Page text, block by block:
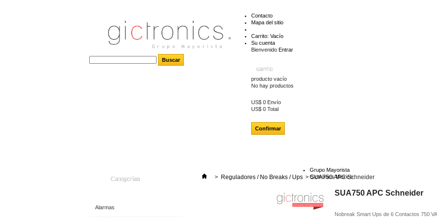
Contacto
Mapa del sitio
Carrito: Vacío
Su cuenta
Bienvenido Entrar
carrito
producto vacío
No hay productos
US$ 0 Envío
US$ 0 Total
Confirmar
Grupo Mayorista
Gictronics Mexico
Categorías
Alarmas
> Reguladores / No Breaks / Ups > SUA750 APC Schneider
SUA750 APC Schneider
Nobreak Smart Ups de 6 Contactos 750 VA